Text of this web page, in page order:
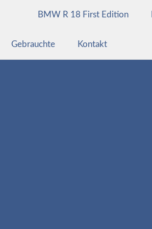
BMW R 18 First Edition
Gebrauchte Kontakt